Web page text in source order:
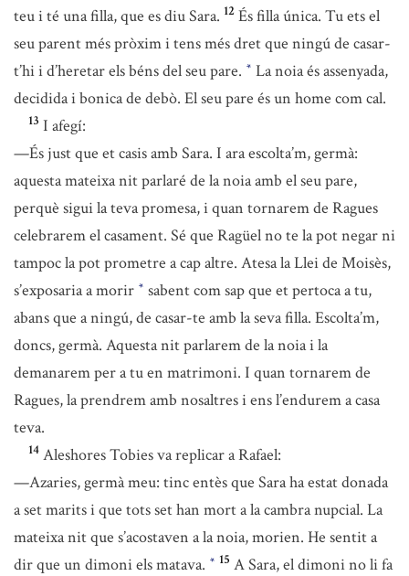
teu i té una filla, que es diu Sara. 12 És filla única. Tu ets el
seu parent més pròxim i tens més dret que ningú de casar-
t’hi i d’heretar els béns del seu pare. * La noia és assenyada,
decidida i bonica de debò. El seu pare és un home com cal.
13 I afegí:
—És just que et casis amb Sara. I ara escolta’m, germà:
aquesta mateixa nit parlaré de la noia amb el seu pare,
perquè sigui la teva promesa, i quan tornarem de Ragues
celebrarem el casament. Sé que Ragüel no te la pot negar ni
tampoc la pot prometre a cap altre. Atesa la Llei de Moisès,
s’exposaria a morir * sabent com sap que et pertoca a tu,
abans que a ningú, de casar-te amb la seva filla. Escolta’m,
doncs, germà. Aquesta nit parlarem de la noia i la
demanarem per a tu en matrimoni. I quan tornarem de
Ragues, la prendrem amb nosaltres i ens l’endurem a casa
teva.
14 Aleshores Tobies va replicar a Rafael:
—Azaries, germà meu: tinc entès que Sara ha estat donada
a set marits i que tots set han mort a la cambra nupcial. La
mateixa nit que s’acostaven a la noia, morien. He sentit a
dir que un dimoni els matava. * 15 A Sara, el dimoni no li fa